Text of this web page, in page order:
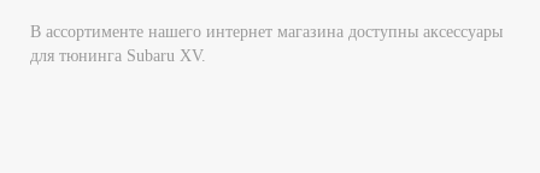
В ассортименте нашего интернет магазина доступны аксессуары
для тюнинга Subaru XV.